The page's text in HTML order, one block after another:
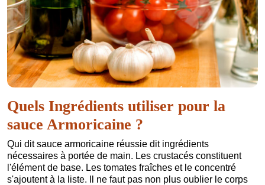
Quels Ingrédients utiliser pour la
sauce Armoricaine ?
Qui dit sauce armoricaine réussie dit ingrédients
nécessaires à portée de main. Les crustacés constituent
l'élément de base. Les tomates fraîches et le concentré
s'ajoutent à la liste. Il ne faut pas non plus oublier le corps